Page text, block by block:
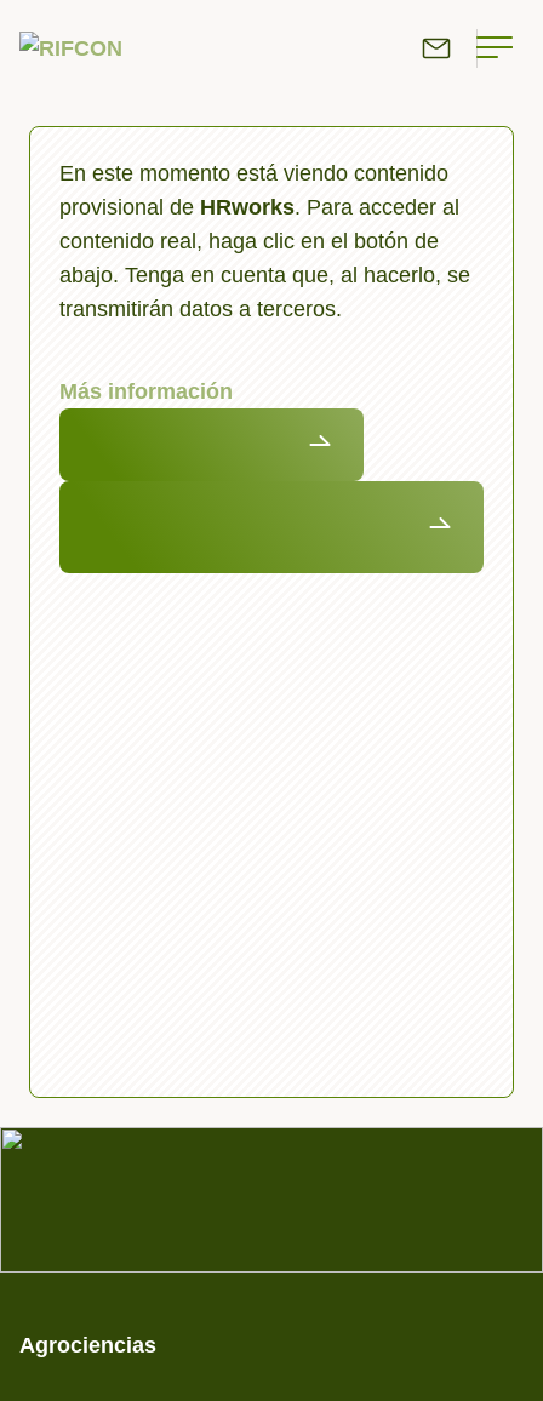
Puestos vacantes
En este momento está viendo contenido
provisional de HRworks. Para acceder al
contenido real, haga clic en el botón de
abajo. Tenga en cuenta que, al hacerlo, se
transmitirán datos a terceros.
Más información
Agrociencias